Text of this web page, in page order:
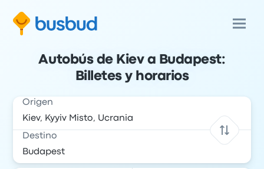
Autobús de Kiev a Budapest:
Billetes y horarios
Origen
Destino